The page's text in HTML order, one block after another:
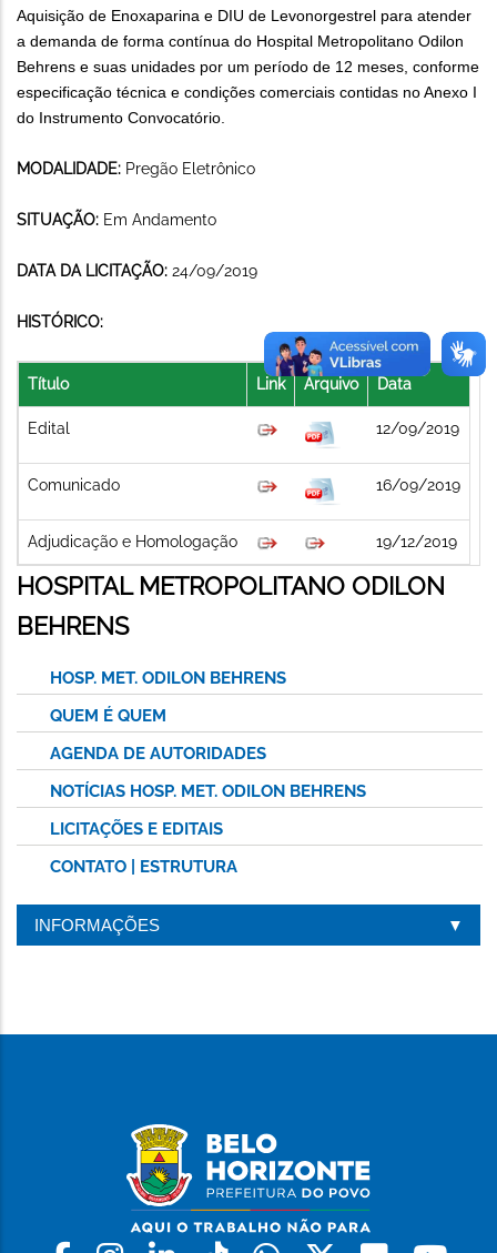
Aquisição de Enoxaparina e DIU de Levonorgestrel para atender
a demanda de forma contínua do Hospital Metropolitano Odilon
Behrens e suas unidades por um período de 12 meses, conforme
especificação técnica e condições comerciais contidas no Anexo I
do Instrumento Convocatório.
MODALIDADE: Pregão Eletrônico
SITUAÇÃO: Em Andamento
DATA DA LICITAÇÃO: 24/09/2019
HISTÓRICO:
Título Link Arquivo Data
Edital 12/09/2019
Comunicado 16/09/2019
Adjudicação e Homologação 19/12/2019
HOSPITAL METROPOLITANO ODILON
BEHRENS
HOSP. MET. ODILON BEHRENS
QUEM É QUEM
AGENDA DE AUTORIDADES
NOTÍCIAS HOSP. MET. ODILON BEHRENS
LICITAÇÕES E EDITAIS
CONTATO | ESTRUTURA
INFORMAÇÕES